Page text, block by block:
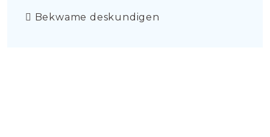
Bekwame deskundigen